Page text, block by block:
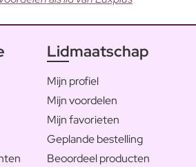
Lidmaatschap
Mijn profiel
Mijn voordelen
Mijn favorieten
Geplande bestelling
Beoordeel producten